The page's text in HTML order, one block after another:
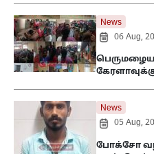
News
06 Aug,
News
05 Aug,
போக்சோ